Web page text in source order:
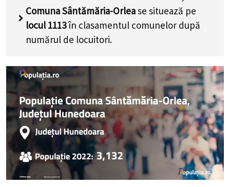
Comuna Sântămăria-Orlease situează pe
locul 1113în clasamentul comunelor după
numărul de locuitori.